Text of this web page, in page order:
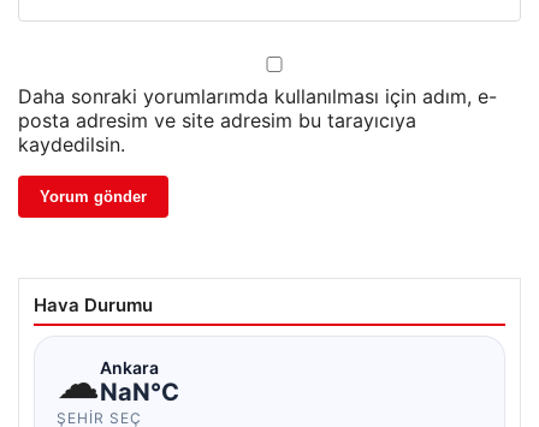
Daha sonraki yorumlarımda kullanılması için adım, e-
posta adresim ve site adresim bu tarayıcıya
kaydedilsin.
Hava Durumu
☁Ankara
NaN°C
ŞEHIR SEÇ